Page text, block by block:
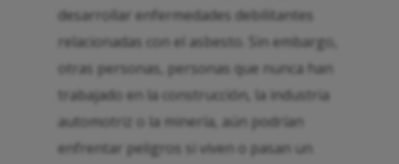
desarrollar enfermedades debilitantes
relacionadas con el asbesto. Sin embargo,
otras personas, personas que nunca han
trabajado en la construcción, la industria
automotriz o la minería, aún podrían
enfrentar peligros si viven o pasan un